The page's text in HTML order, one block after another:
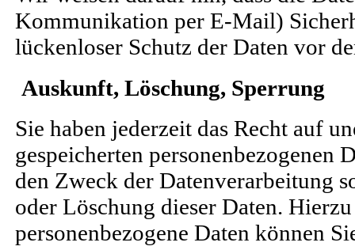
Kommunikation per E-Mail)
lückenloser Schutz der Daten vor
Auskunft, Löschung, Sperrung
Sie haben jederzeit das Recht auf
gespeicherten personenbezogenen
den Zweck der Datenverarbeitung
oder Löschung dieser Daten.
personenbezogene Daten können